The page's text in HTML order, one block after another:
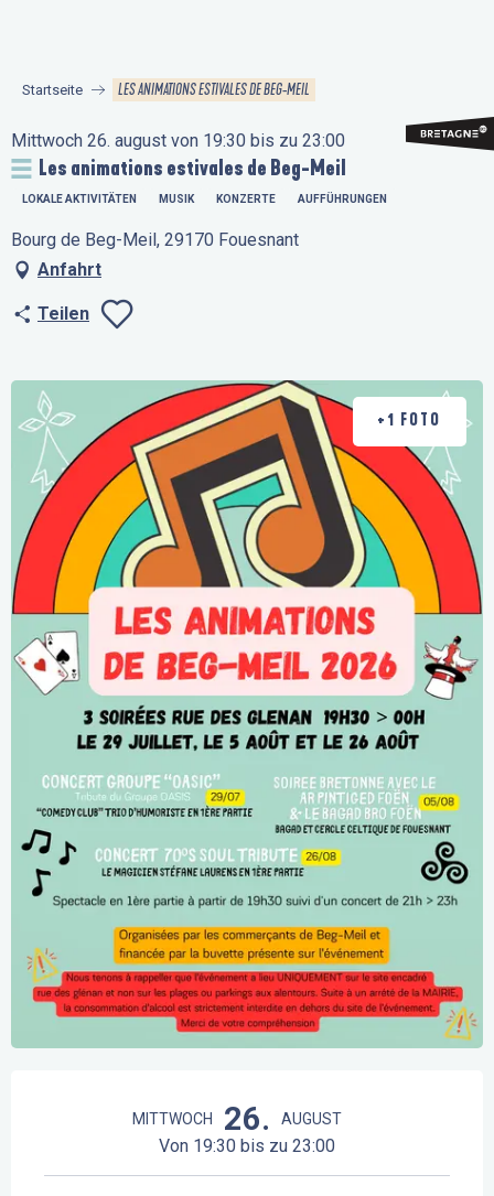
principal
Startseite LES ANIMATIONS ESTIVALES DE BEG-MEIL
Mittwoch 26. august von 19:30 bis zu 23:00
Les animations estivales de Beg-Meil
LOKALE AKTIVITÄTEN MUSIK KONZERTE AUFFÜHRUNGEN
Bourg de Beg-Meil, 29170 Fouesnant
Anfahrt
Teilen
+1 FOTO
MITTWOCH 26. AUGUST
Von 19:30 bis zu 23:00